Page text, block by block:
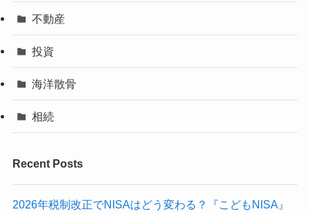
不動産
投資
海洋散骨
相続
Recent Posts
2026年税制改正でNISAはどう変わる？『こどもNISA』